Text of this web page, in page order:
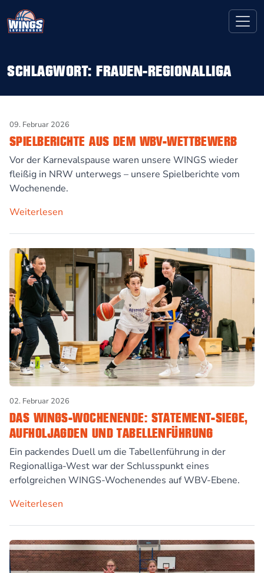
SCHLAGWORT:FRAUEN-REGIONALLIGA
09. Februar 2026
SPIELBERICHTE AUS DEM WBV-WETTBEWERB
Vor der Karnevalspause waren unsere WINGS wieder
fleißig in NRW unterwegs – unsere Spielberichte vom
Wochenende.
Weiterlesen
02. Februar 2026
DAS WINGS-WOCHENENDE: STATEMENT-SIEGE,
AUFHOLJAGDEN UND TABELLENFÜHRUNG
Ein packendes Duell um die Tabellenführung in der
Regionalliga-West war der Schlusspunkt eines
erfolgreichen WINGS-Wochenendes auf WBV-Ebene.
Weiterlesen